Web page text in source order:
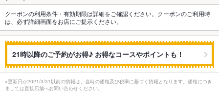
クーポンの利用条件・有効期限は詳細をご確認ください。クーポンのご利用時
は、必ず詳細画面をお店にご提示ください。
21時以降のご予約がお得♪ お得なコースやポイントも！
※更新日が2021/3/31以前の情報は、当時の価格及び税率に基づく情報となります。価格につき
ましては直接店舗へお問い合わせください。